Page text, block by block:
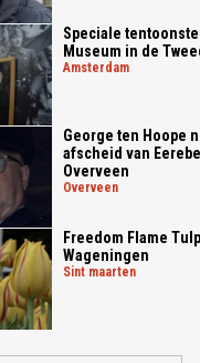
Speciale
Museum in de
amsterdam
George ten Hoope
afscheid van
Overveen
overveen
Freedom Flame
Wageningen
sint maarten